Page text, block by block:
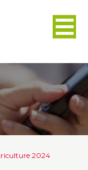
2024